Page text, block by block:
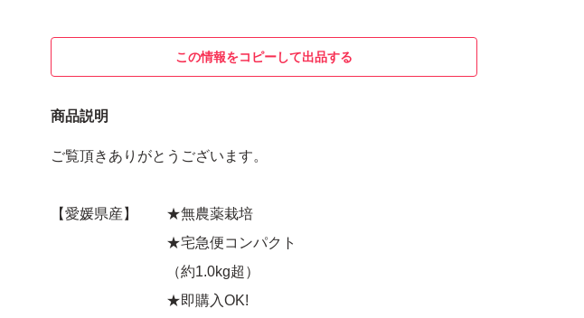
この情報をコピーして出品する
商品説明
ご覧頂きありがとうございます。
【愛媛県産】 ★無農薬栽培
★宅急便コンパクト
（約1.0kg超）
★即購入OK!